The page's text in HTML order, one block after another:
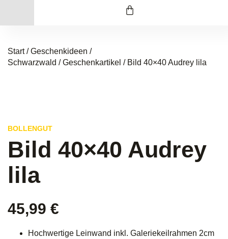
Start/Geschenkideen /
Schwarzwald /Geschenkartikel / Bild 40×40 Audrey lila
BOLLENGUT
Bild 40×40 Audrey
lila
45,99 €
Hochwertige Leinwand inkl. Galeriekeilrahmen 2cm